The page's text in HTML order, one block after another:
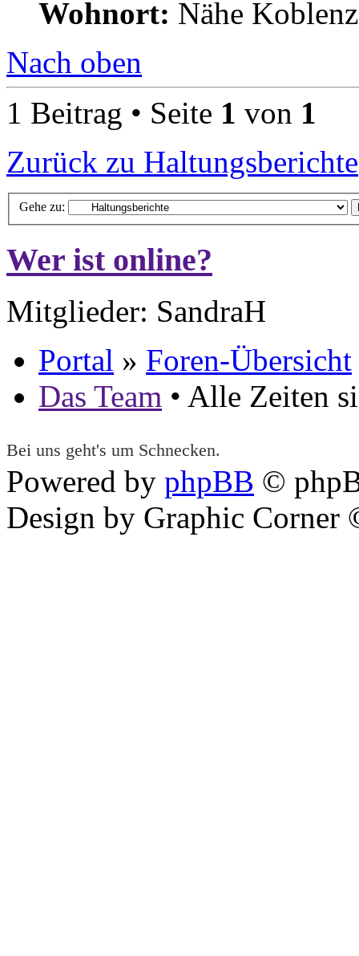
Wohnort: Nähe Koblenz
Nach oben
1 Beitrag • Seite 1 von 1
Zurück zu Haltungsberichte
Gehe zu:
Wer ist online?
Mitglieder: SandraH
Portal » Foren-Übersicht
Das Team • Alle Zeiten
Bei uns geht's um Schnecken.
Powered by phpBB ©
Design by Graphic Corner